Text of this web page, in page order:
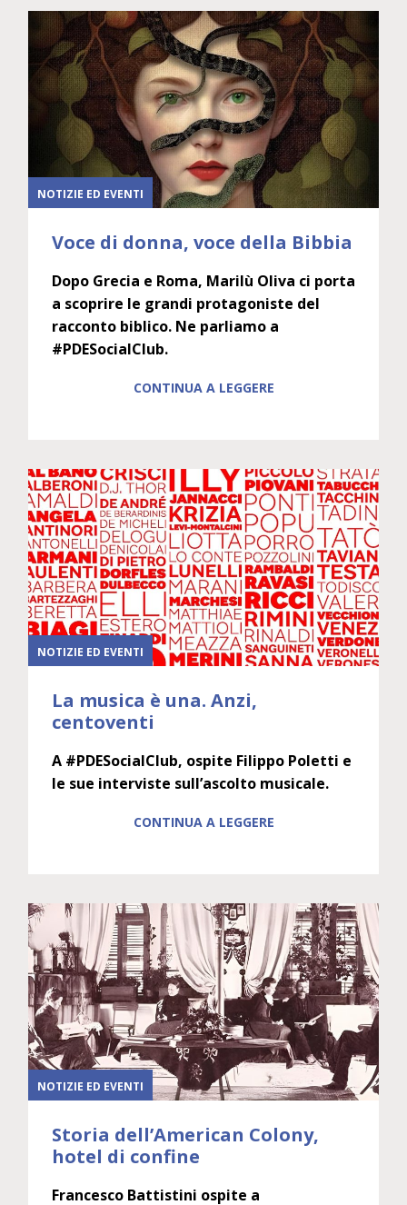
NOTIZIE ED EVENTI
Voce di donna, voce della Bibbia
Dopo Grecia e Roma, Marilù Oliva ci porta
a scoprire le grandi protagoniste del
racconto biblico. Ne parliamo a
#PDESocialClub.
CONTINUA A LEGGERE
NOTIZIE ED EVENTI
La musica è una. Anzi,
centoventi
A #PDESocialClub, ospite Filippo Poletti e
le sue interviste sull’ascolto musicale.
CONTINUA A LEGGERE
NOTIZIE ED EVENTI
Storia dell’American Colony,
hotel di confine
Francesco Battistini ospite a